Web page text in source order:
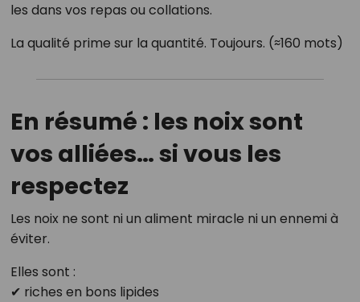
les dans vos repas ou collations.
La qualité prime sur la quantité. Toujours. (≈160 mots)
En résumé : les noix sont
vos alliées… si vous les
respectez
Les noix ne sont ni un aliment miracle ni un ennemi à
éviter.
Elles sont :
✔ riches en bons lipides